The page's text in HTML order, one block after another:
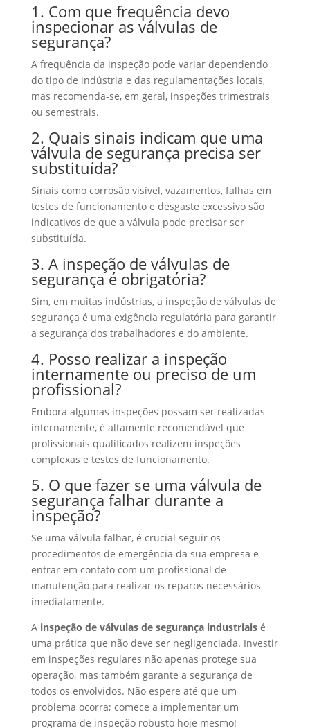
1. Com que frequência devo
inspecionar as válvulas de
segurança?
A frequência da inspeção pode variar dependendo
do tipo de indústria e das regulamentações locais,
mas recomenda-se, em geral, inspeções trimestrais
ou semestrais.
2. Quais sinais indicam que uma
válvula de segurança precisa ser
substituída?
Sinais como corrosão visível, vazamentos, falhas em
testes de funcionamento e desgaste excessivo são
indicativos de que a válvula pode precisar ser
substituída.
3. A inspeção de válvulas de
segurança é obrigatória?
Sim, em muitas indústrias, a inspeção de válvulas de
segurança é uma exigência regulatória para garantir
a segurança dos trabalhadores e do ambiente.
4. Posso realizar a inspeção
internamente ou preciso de um
profissional?
Embora algumas inspeções possam ser realizadas
internamente, é altamente recomendável que
profissionais qualificados realizem inspeções
complexas e testes de funcionamento.
5. O que fazer se uma válvula de
segurança falhar durante a
inspeção?
Se uma válvula falhar, é crucial seguir os
procedimentos de emergência da sua empresa e
entrar em contato com um profissional de
manutenção para realizar os reparos necessários
imediatamente.
A inspeção de válvulas de segurança industriaisé
uma prática que não deve ser negligenciada. Investir
em inspeções regulares não apenas protege sua
operação, mas também garante a segurança de
todos os envolvidos. Não espere até que um
problema ocorra; comece a implementar um
programa de inspeção robusto hoje mesmo!